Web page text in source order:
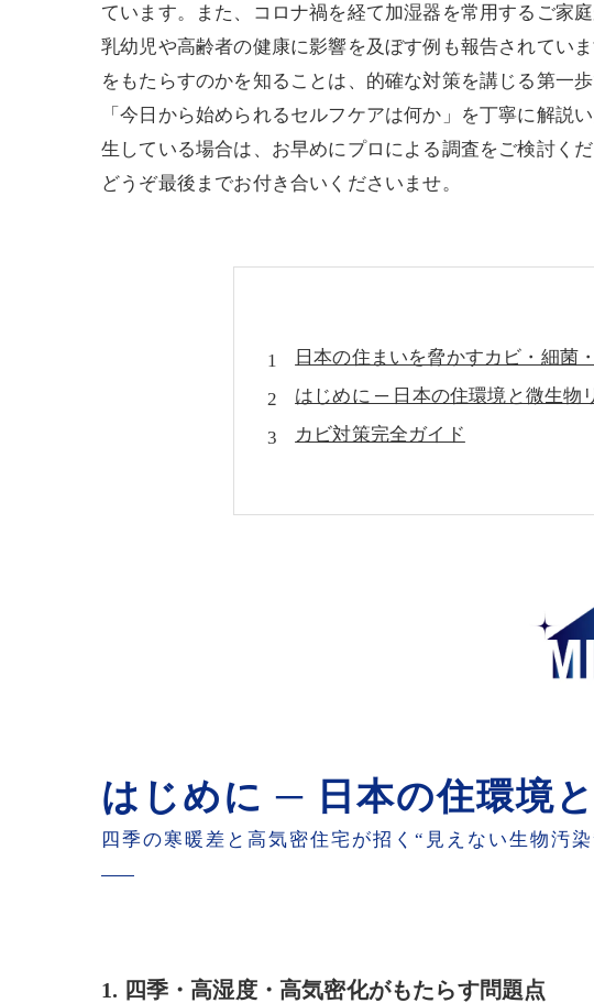
ています。また、コロナ禍を経て加湿器を常用するご家
乳幼児や高齢者の健康に影響を及ぼす例も報告されてい
をもたらすのかを知ることは、的確な対策を講じる第一
「今日から始められるセルフケアは何か」を丁寧に解
生している場合は、お早めにプロによる調査をご検討く
どうぞ最後までお付き合いくださいませ。
日本の住まいを脅かすカビ・細菌
はじめに ─ 日本の住環境と微生物
カビ対策完全ガイド
ウイルスを室内で生かさない環境
実例紹介：プロに相談すべきタイ
はじめに ─ 日本の住環境
四季の寒暖差と高気密住宅が招く“見えない生物汚
1. 四季・高湿度・高気密化がもたらす問題点